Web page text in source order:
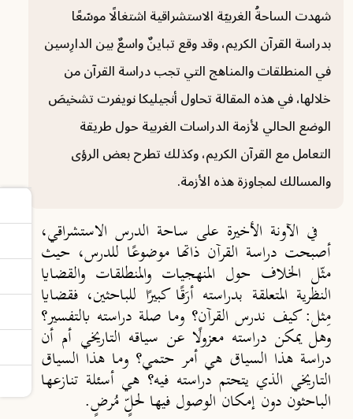
شهدت الساحةُ الغربيّة الاستشراقية اشتغالًا موسّعًا
بدراسة القرآن الكريم، وقد وقع تباينٌ واسعٌ بين الدارِسين
في المنطلقات والمناهج التي تجب دراسة القرآن من
خلالها، في هذه المقالة تحاول أنجيليكا نويفرت تشخيصَ
الوضع الحالي لأزمة الدراسات الغربية حول طريقة
التعامل مع القرآن الكريم، وكذلك تطرح بعض الرؤى
والمسالك لمجاوزة هذه الأزمة.
في الآونة الأخيرة على ساحة الدرس الاستشراقي،
أصبحت دراسة القرآن ذاتها موضوعًا للدرس، حيث
مثّل الخلاف حول المنهجيات والمنطلقات والقضايا
النظرية المتعلقة بدراسته أرَقًا كبيرًا للباحثين، فقضايا
مِثل: كيف ندرس القرآن؟ وما صلة دراسته بالتفسير؟
وهل يمكن دراسته معزولًا عن سياقه التاريخي أم أن
دراسة هذا السياق هي أمر حتمي؟ وما هذا السياق
التاريخي الذي يتحتم دراسته فيه؟ هي أسئلة تنازعها
الباحثون دون إمكان الوصول فيها لحلٍّ مُرضٍ.